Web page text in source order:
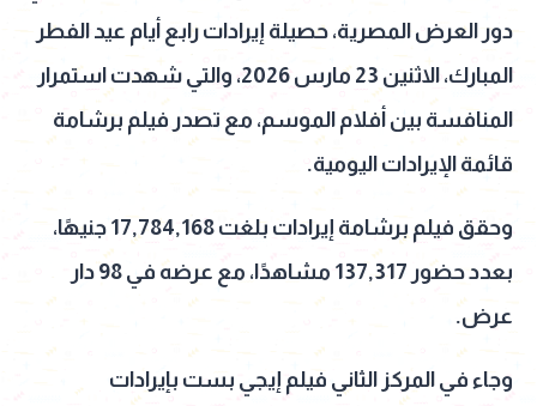
دور العرض المصرية، حصيلة إيرادات رابع أيام عيد الفطر
المبارك، الاثنين 23 مارس 2026، والتي شهدت استمرار
المنافسة بين أفلام الموسم، مع تصدر فيلم برشامة
قائمة الإيرادات اليومية.
وحقق فيلم برشامة إيرادات بلغت 17,784,168 جنيهًا،
بعدد حضور 137,317 مشاهدًا، مع عرضه في 98 دار
عرض.
وجاء في المركز الثاني فيلم إيجي بست بإيرادات